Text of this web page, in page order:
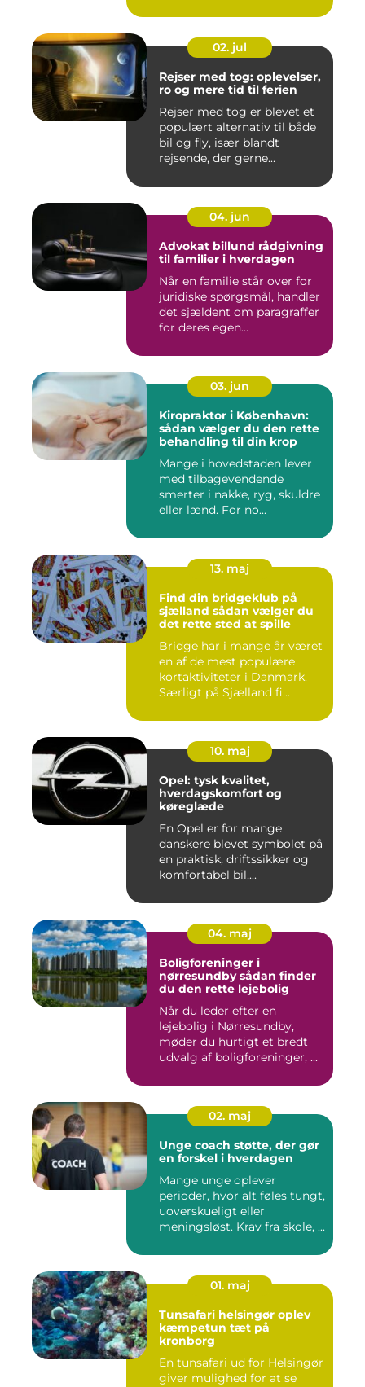
02. jul
Rejser med tog: oplevelser,
ro og mere tid til ferien
Rejser med tog er blevet et
populært alternativ til både
bil og fly, især blandt
rejsende, der gerne...
04. jun
Advokat billund rådgivning
til familier i hverdagen
Når en familie står over for
juridiske spørgsmål, handler
det sjældent om paragraffer
for deres egen...
03. jun
Kiropraktor i København:
sådan vælger du den rette
behandling til din krop
Mange i hovedstaden lever
med tilbagevendende
smerter i nakke, ryg, skuldre
eller lænd. For no...
13. maj
Find din bridgeklub på
sjælland sådan vælger du
det rette sted at spille
Bridge har i mange år været
en af de mest populære
kortaktiviteter i Danmark.
Særligt på Sjælland fi...
10. maj
Opel: tysk kvalitet,
hverdagskomfort og
køreglæde
En Opel er for mange
danskere blevet symbolet på
en praktisk, driftssikker og
komfortabel bil,...
04. maj
Boligforeninger i
nørresundby sådan finder
du den rette lejebolig
Når du leder efter en
lejebolig i Nørresundby,
møder du hurtigt et bredt
udvalg af boligforeninger, ...
02. maj
Unge coach støtte, der gør
en forskel i hverdagen
Mange unge oplever
perioder, hvor alt føles tungt,
uoverskueligt eller
meningsløst. Krav fra skole, ...
01. maj
Tunsafari helsingør oplev
kæmpetun tæt på
kronborg
En tunsafari ud for Helsingør
giver mulighed for at se